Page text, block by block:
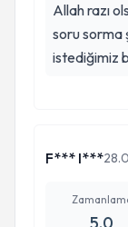
Allah razı
soru sorma
istediğimiz
F*** I***